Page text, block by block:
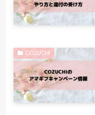
COZUCHI